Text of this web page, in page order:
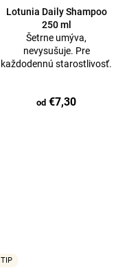
Lotunia Daily Shampoo
250 ml
Šetrne umýva,
nevysušuje. Pre
každodennú starostlivosť.
od €7,30
TIP